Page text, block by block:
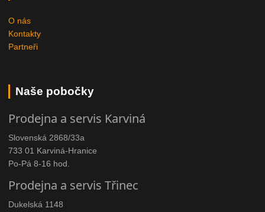
O nás
Kontakty
Partneři
Naše pobočky
Prodejna a servis Karviná
Slovenská 2868/33a
733 01 Karviná-Hranice
Po-Pá 8-16 hod.
Prodejna a servis Třinec
Dukelská 1148